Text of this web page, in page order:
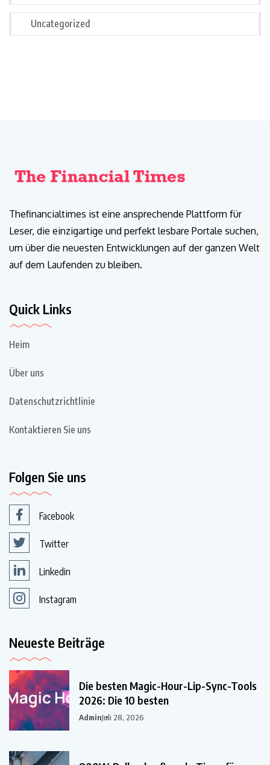
Uncategorized
Thefinancialtimes ist eine ansprechende Plattform für
Leser, die einzigartige und perfekt lesbare Portale suchen,
um über die neuesten Entwicklungen auf der ganzen Welt
auf dem Laufenden zu bleiben.
Quick Links
Heim
Über uns
Datenschutzrichtlinie
Kontaktieren Sie uns
Folgen Sie uns
Facebook
Twitter
Linkedin
Instagram
Neueste Beiträge
Die besten Magic-Hour-Lip-Sync-Tools
2026: Die 10 besten
AdminJuli 28, 2026